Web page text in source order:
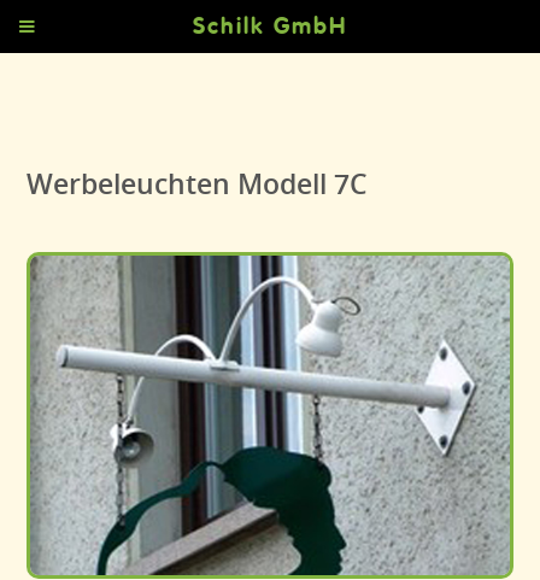
Werbeleuchten Modell 7C
Schilk GmbH